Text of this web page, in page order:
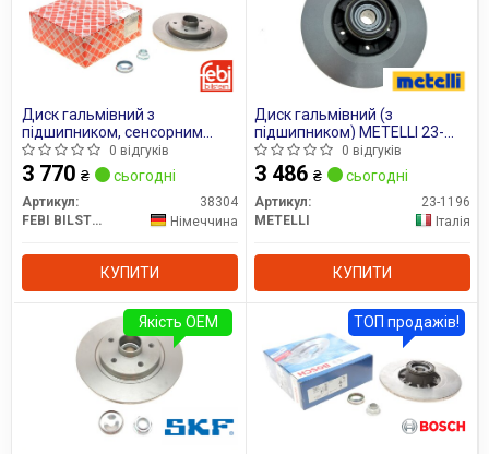
Диск гальмівний з
підшипником, сенсорним
кільцем ABS, гайкою осі та
захисним ковпаком FEBI
BILSTEIN 38304
0 відгуків
3 770 ₴ сьогодні
Артикул:
38304
FEBI BILSTEIN
Німеччина
КУПИТИ
Диск гальмівний (з
підшипником) METELLI 23-
1196
0 відгуків
3 486 ₴ сьогодні
Артикул:
23-1196
METELLI
Італія
КУПИТИ
Якість OEM ТОП продажів!